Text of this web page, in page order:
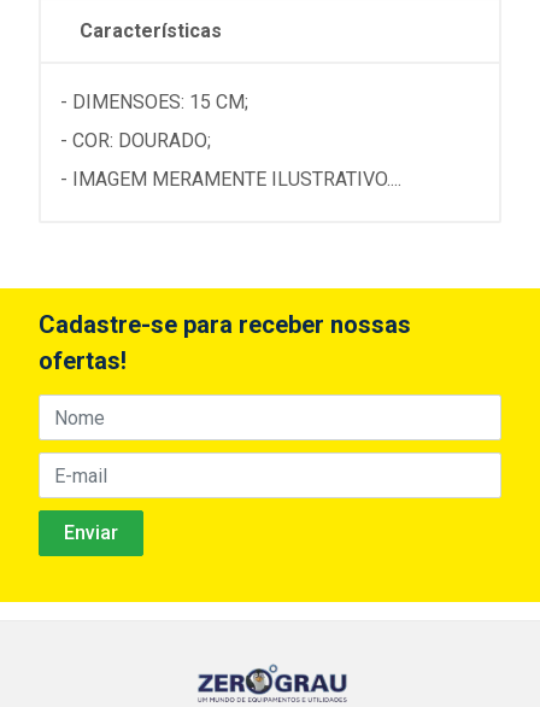
Características
- DIMENSOES: 15 CM;
- COR: DOURADO;
- IMAGEM MERAMENTE ILUSTRATIVO....
Cadastre-se para receber nossas
ofertas!